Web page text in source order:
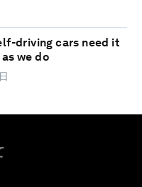
driving cars need it
we do